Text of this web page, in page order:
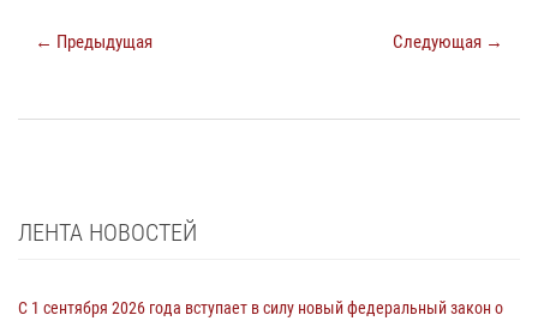
← Предыдущая Следующая →
ЛЕНТА НОВОСТЕЙ
С 1 сентября 2026 года вступает в силу новый федеральный закон о